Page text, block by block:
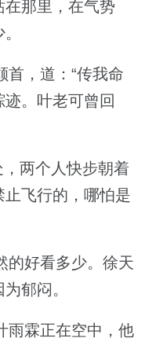
那里，在气势
，道：“传我命
。叶老可曾回
两个人快步朝着
飞行的，哪怕是
好看多少。徐天
郁闷。
霖正在空中，他